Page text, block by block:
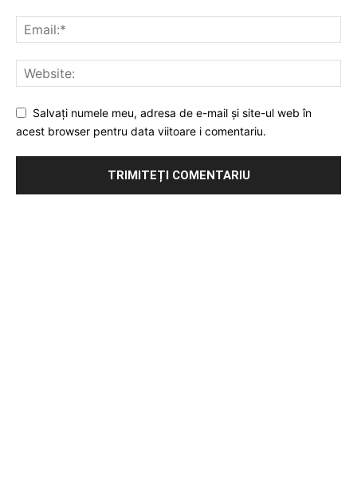
Salvați numele meu, adresa de e-mail și site-ul web în
acest browser pentru data viitoare i comentariu.